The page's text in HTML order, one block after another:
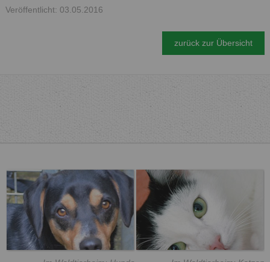
Veröffentlicht: 03.05.2016
zurück zur Übersicht